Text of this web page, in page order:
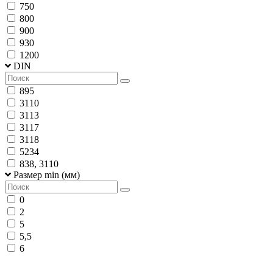
750
800
900
930
1200
DIN
895
3110
3113
3117
3118
5234
838, 3110
Размер min (мм)
0
2
5
5,5
6